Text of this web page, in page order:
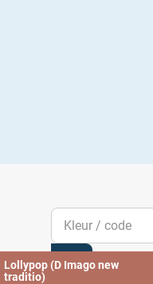
Lollypop (D Imago new
traditio)